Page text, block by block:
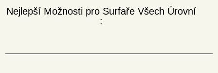
Nejlepší Možnosti pro Surfaře Všech Úrovní
: